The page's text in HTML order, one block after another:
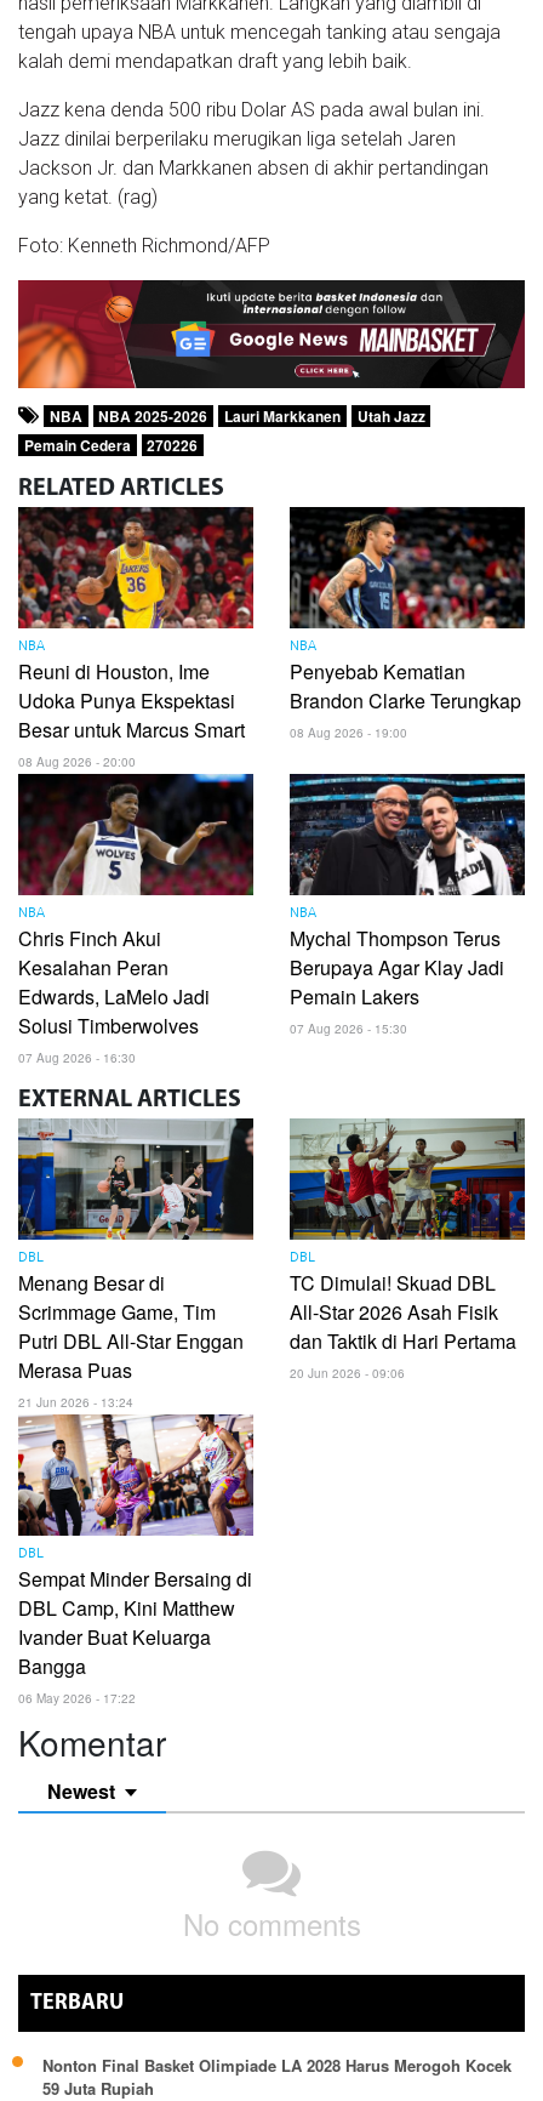
tengah upaya NBA untuk mencegah tanking atau sengaja
kalah demi mendapatkan draft yang lebih baik.
Jazz kena denda 500 ribu Dolar AS pada awal bulan ini.
Jazz dinilai berperilaku merugikan liga setelah Jaren
Jackson Jr. dan Markkanen absen di akhir pertandingan
yang ketat. (rag)
Foto: Kenneth Richmond/AFP
NBA NBA 2025-2026 Lauri Markkanen
Utah Jazz
Pemain Cedera
270226
RELATED ARTICLES
NBA
Reuni di Houston, Ime
Udoka Punya Ekspektasi
Besar untuk Marcus Smart
08 Aug 2026 - 20:00
NBA
Penyebab Kematian
Brandon Clarke Terungkap
08 Aug 2026 - 19:00
NBA
Chris Finch Akui
Kesalahan Peran
Edwards, LaMelo Jadi
Solusi Timberwolves
07 Aug 2026 - 16:30
NBA
Mychal Thompson Terus
Berupaya Agar Klay Jadi
Pemain Lakers
07 Aug 2026 - 15:30
EXTERNAL ARTICLES
DBL
Menang Besar di
Scrimmage Game, Tim
Putri DBL All-Star Enggan
Merasa Puas
21 Jun 2026 - 13:24
DBL
TC Dimulai! Skuad DBL
All-Star 2026 Asah Fisik
dan Taktik di Hari Pertama
20 Jun 2026 - 09:06
DBL
Sempat Minder Bersaing di
DBL Camp, Kini Matthew
Ivander Buat Keluarga
Bangga
06 May 2026 - 17:22
Komentar
Newest
No comments
TERBARU
Nonton Final Basket Olimpiade LA 2028 Harus Merogoh Kocek
59 Juta Rupiah